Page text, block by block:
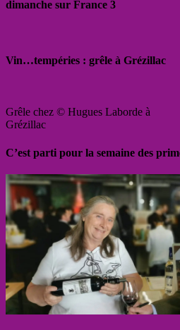
dimanche sur France 3
Vin…tempéries : grêle à Grézillac
Grêle chez © Hugues Laborde à
Grézillac
C’est parti pour la semaine des